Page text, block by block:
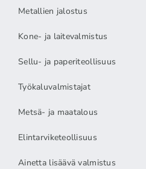
Metallien jalostus
Kone- ja laitevalmistus
Sellu- ja paperiteollisuus
Työkaluvalmistajat
Metsä- ja maatalous
Elintarviketeollisuus
Ainetta lisäävä valmistus